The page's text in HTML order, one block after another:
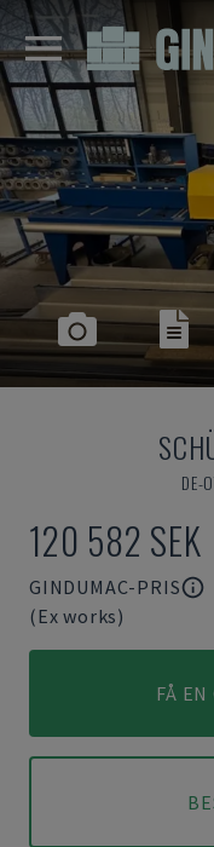
DE-
120 582 SEK
GINDUMAC-PRIS
(Ex works)
FÅ